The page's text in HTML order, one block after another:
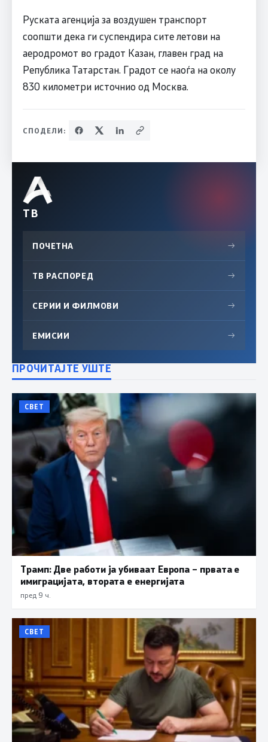
Руската агенција за воздушен транспорт
соопшти дека ги суспендира сите летови на
аеродромот во градот Казан, главен град на
Република Татарстан. Градот се наоѓа на околу
830 километри источнио од Москва.
СПОДЕЛИ:
ТВ
ПОЧЕТНА →
ТВ РАСПОРЕД →
СЕРИИ И ФИЛМОВИ →
ЕМИСИИ →
ПРОЧИТАЈТЕ УШТЕ
СВЕТ
Трамп: Две работи ја убиваат Европа – првата е
имиграцијата, втората е енергијата
пред 9 ч.
СВЕТ